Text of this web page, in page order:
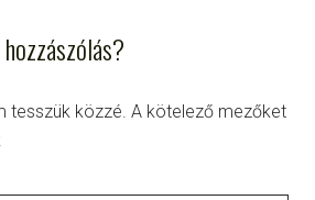
tesszük közzé. A kötelező mezőket